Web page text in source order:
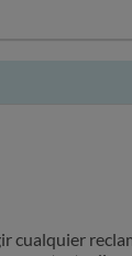
contacte
this email in
distribution or
cualquier